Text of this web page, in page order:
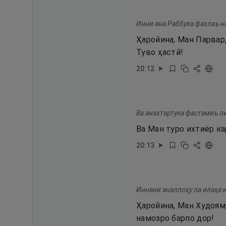
Инни ана Раббука фахлаъ
Ҳаройина, Ман
Туво ҳастӣ!
20:12
Ва анахтартука фастамиъ
Ва Ман туро ихтиёр
20:13
Иннани аналлоҳу ла илаҳа
Ҳаройина, Ман
намозро барпо дор!